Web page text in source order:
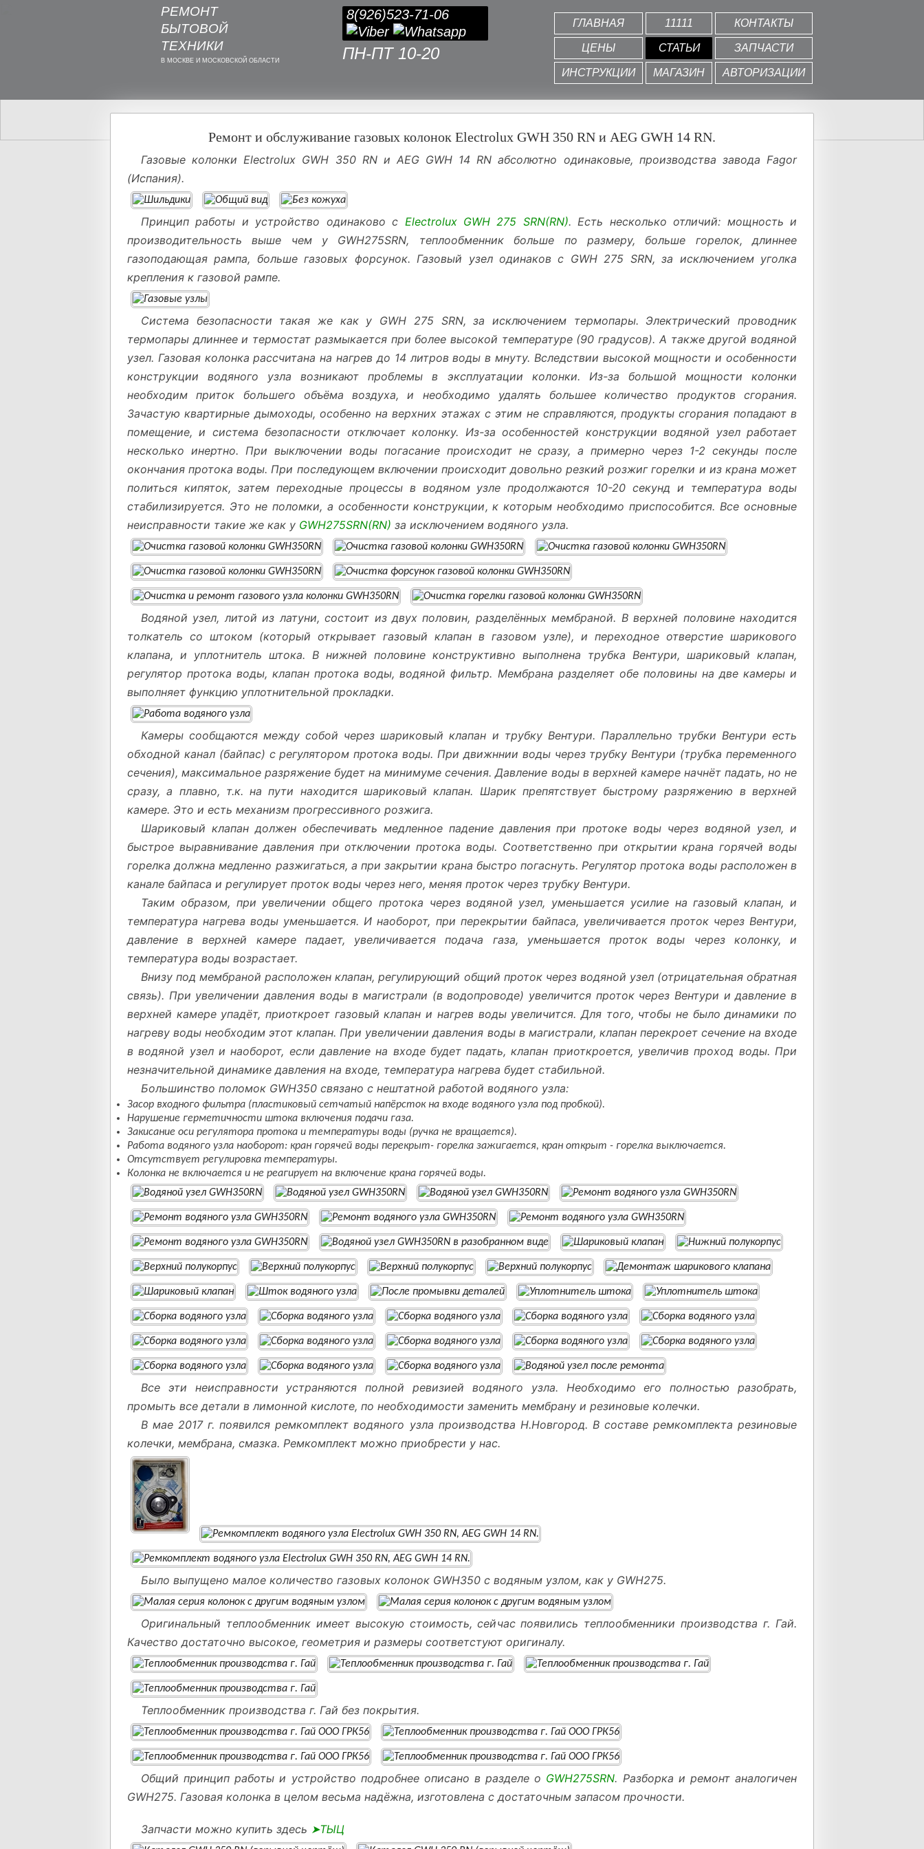
РЕМОНТ
БЫТОВОЙ
ТЕХНИКИ
В МОСКВЕ И МОСКОВСКОЙ ОБЛАСТИ
8(926)523-71-06
ПН-ПТ 10-20
ГЛАВНАЯ
ЦЕНЫ
ИНСТРУКЦИИ
11111
СТАТЬИ
МАГАЗИН
КОНТАКТЫ
ЗАПЧАСТИ
АВТОРИЗАЦИИ
Ремонт и обслуживание газовых колонок Electrolux GWH 350 RN и AEG GWH 14 RN.
Газовые колонки Electrolux GWH 350 RN и AEG GWH 14 RN абсолютно одинаковые, производства завода Fagor
(Испания).
Принцип работы и устройство одинаково с Electrolux GWH 275 SRN(RN). Есть несколько отличий: мощность и
производительность выше чем у GWH275SRN, теплообменник больше по размеру, больше горелок, длиннее
газоподающая рампа, больше газовых форсунок. Газовый узел одинаков с GWH 275 SRN, за исключением уголка
крепления к газовой рампе.
Система безопасности такая же как у GWH 275 SRN, за исключением термопары. Электрический проводник
термопары длиннее и термостат размыкается при более высокой температуре (90 градусов). А также другой водяной
узел. Газовая колонка рассчитана на нагрев до 14 литров воды в мнуту. Вследствии высокой мощности и особенности
конструкции водяного узла возникают проблемы в эксплуатации колонки. Из-за большой мощности колонки
необходим приток большего объёма воздуха, и необходимо удалять большее количество продуктов сгорания.
Зачастую квартирные дымоходы, особенно на верхних этажах с этим не справляются, продукты сгорания попадают в
помещение, и система безопасности отключает колонку. Из-за особенностей конструкции водяной узел работает
несколько инертно. При выключении воды погасание происходит не сразу, а примерно через 1-2 секунды после
окончания протока воды. При последующем включении происходит довольно резкий розжиг горелки и из крана может
политься кипяток, затем переходные процессы в водяном узле продолжаются 10-20 секунд и температура воды
стабилизируется. Это не поломки, а особенности конструкции, к которым необходимо приспособится. Все основные
неисправности такие же как у GWH275SRN(RN) за исключением водяного узла.
Водяной узел, литой из латуни, состоит из двух половин, разделённых мембраной. В верхней половине находится
толкатель со штоком (который открывает газовый клапан в газовом узле), и переходное отверстие шарикового
клапана, и уплотнитель штока. В нижней половине конструктивно выполнена трубка Вентури, шариковый клапан,
регулятор протока воды, клапан протока воды, водяной фильтр. Мембрана разделяет обе половины на две камеры и
выполняет функцию уплотнительной прокладки.
Камеры сообщаются между собой через шариковый клапан и трубку Вентури. Параллельно трубки Вентури есть
обходной канал (байпас) с регулятором протока воды. При движннии воды через трубку Вентури (трубка переменного
сечения), максимальное разряжение будет на минимуме сечения. Давление воды в верхней камере начнёт падать, но не
сразу, а плавно, т.к. на пути находится шариковый клапан. Шарик препятствует быстрому разряжению в верхней
камере. Это и есть механизм прогрессивного розжига.
Шариковый клапан должен обеспечивать медленное падение давления при протоке воды через водяной узел, и
быстрое выравнивание давления при отключении протока воды. Соответственно при открытии крана горячей воды
горелка должна медленно разжигаться, а при закрытии крана быстро погаснуть. Регулятор протока воды расположен в
канале байпаса и регулирует проток воды через него, меняя проток через трубку Вентури.
Таким образом, при увеличении общего протока через водяной узел, уменьшается усилие на газовый клапан, и
температура нагрева воды уменьшается. И наоборот, при перекрытии байпаса, увеличивается проток через Вентури,
давление в верхней камере падает, увеличивается подача газа, уменьшается проток воды через колонку, и
температура воды возрастает.
Внизу под мембраной расположен клапан, регулирующий общий проток через водяной узел (отрицательная обратная
связь). При увеличении давления воды в магистрали (в водопроводе) увеличится проток через Вентури и давление в
верхней камере упадёт, приоткроет газовый клапан и нагрев воды увеличится. Для того, чтобы не было динамики по
нагреву воды необходим этот клапан. При увеличении давления воды в магистрали, клапан перекроет сечение на входе
в водяной узел и наоборот, если давление на входе будет падать, клапан приоткроется, увеличив проход воды. При
незначительной динамике давления на входе, температура нагрева будет стабильной.
Большинство поломок GWH350 связано с нештатной работой водяного узла:
Засор входного фильтра (пластиковый сетчатый напёрсток на входе водяного узла под пробкой).
Нарушение герметичности штока включения подачи газа.
Закисание оси регулятора протока и температуры воды (ручка не вращается).
Работа водяного узла наоборот: кран горячей воды перекрыт- горелка зажигается, кран открыт - горелка выключается.
Отсутствует регулировка температуры.
Колонка не включается и не реагирует на включение крана горячей воды.
Все эти неисправности устраняются полной ревизией водяного узла. Необходимо его полностью разобрать,
промыть все детали в лимонной кислоте, по необходимости заменить мембрану и резиновые колечки.
В мае 2017 г. появился ремкомплект водяного узла производства Н.Новгород. В составе ремкомплекта резиновые
колечки, мембрана, смазка. Ремкомплект можно приобрести у нас.
Было выпущено малое количество газовых колонок GWH350 с водяным узлом, как у GWH275.
Оригинальный теплообменник имеет высокую стоимость, сейчас появились теплообменники производства г. Гай.
Качество достаточно высокое, геометрия и размеры соответстуют оригиналу.
Теплообменник производства г. Гай без покрытия.
Общий принцип работы и устройство подробнее описано в разделе о GWH275SRN. Разборка и ремонт аналогичен
GWH275. Газовая колонка в целом весьма надёжна, изготовлена с достаточным запасом прочности.
Запчасти можно купить здесь ➤ТЫЦ